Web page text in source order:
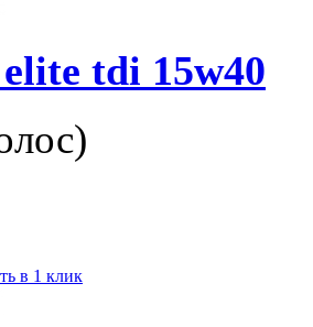
tdi 15w40
в 1 клик